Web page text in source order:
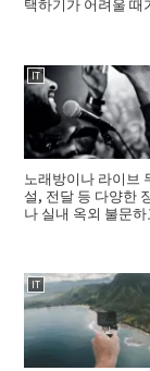
택하기가 어려울 때
IT
노래방이나 라이브
설, 전달 등 다양한
나 실내 옥외 불문
IT